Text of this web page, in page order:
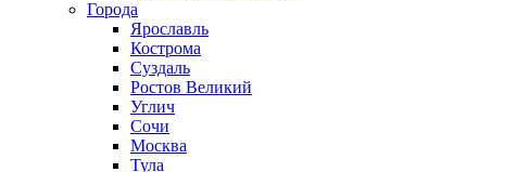
Города
Ярославль
Кострома
Суздаль
Ростов Великий
Углич
Сочи
Москва
Тула